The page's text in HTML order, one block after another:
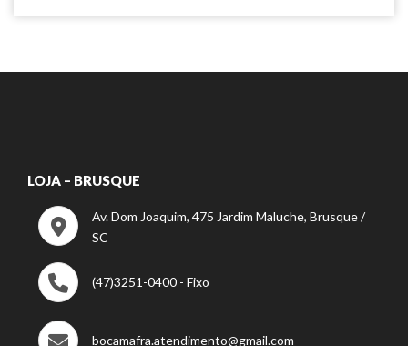
LOJA – BRUSQUE
Av. Dom Joaquim, 475 Jardim Maluche, Brusque /
SC
(47)3251-0400 - Fixo
bocamafra.atendimento@gmail.com